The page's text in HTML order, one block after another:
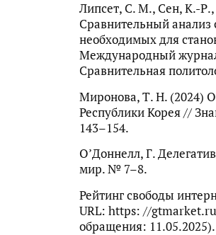
Липсет, С. М., Сен, К.-
Сравнительный анализ
необходимых для
Международный
Сравнительная
Миронова, Т. Н. (2024)
Республики Корея //
143–154.
O’Доннелл, Г.
мир. № 7–8.
Рейтинг свободы
URL: https: //
обращения: 11.05.2025).